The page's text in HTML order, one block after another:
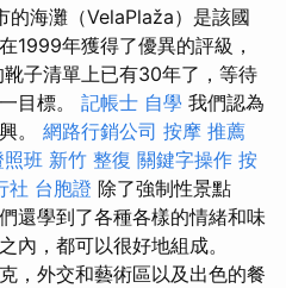
的海灘（VelaPlaža）是該國
1999年獲得了優異的評級，
子清單上已有30年了，等待
目標。 記帳士 自學 我們認為
。 網路行銷公司 按摩 推薦
班 新竹 整復 關鍵字操作 按
社 台胞證 除了強制性景點
還學到了各種各樣的情緒和味
內，都可以很好地組成。
，外交和藝術區以及出色的餐